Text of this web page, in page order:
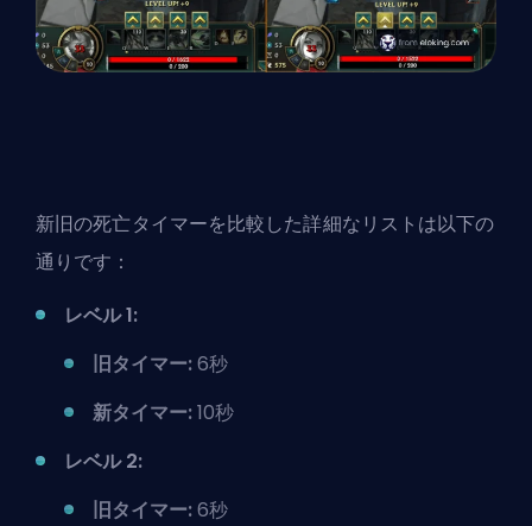
新旧の死亡タイマーを比較した詳細なリストは以下の
通りです：
レベル 1:
旧タイマー:6秒
新タイマー:10秒
レベル 2:
旧タイマー:6秒